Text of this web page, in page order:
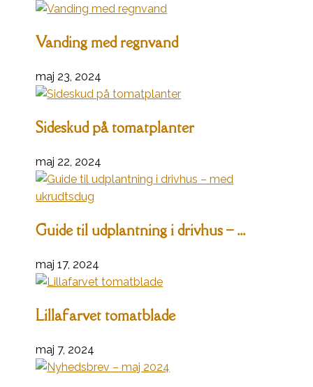
Vanding med regnvand
maj 23, 2024
Sideskud på tomatplanter
maj 22, 2024
Guide til udplantning i drivhus – ...
maj 17, 2024
Lillafarvet tomatblade
maj 7, 2024